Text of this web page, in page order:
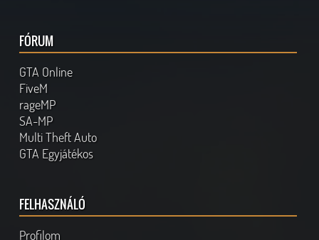
FÓRUM
GTA Online
FiveM
rageMP
SA-MP
Multi Theft Auto
GTA Egyjátékos
FELHASZNÁLÓ
Profilom